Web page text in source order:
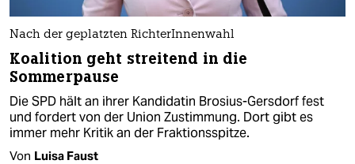
Nach der geplatzten RichterInnenwahl
Koalition geht streitend in die
Sommerpause
Die SPD hält an ihrer Kandidatin Brosius-Gersdorf fest
und fordert von der Union Zustimmung. Dort gibt es
immer mehr Kritik an der Fraktionsspitze.
Von Luisa Faust